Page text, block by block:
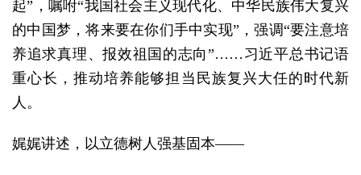
起”，嘱咐“我国社会主义现代化、中华民族伟大复兴
的中国梦，将来要在你们手中实现”，强调“要注意培
养追求真理、报效祖国的志向”……习近平总书记语
重心长，推动培养能够担当民族复兴大任的时代新
人。
娓娓讲述，以立德树人强基固本——